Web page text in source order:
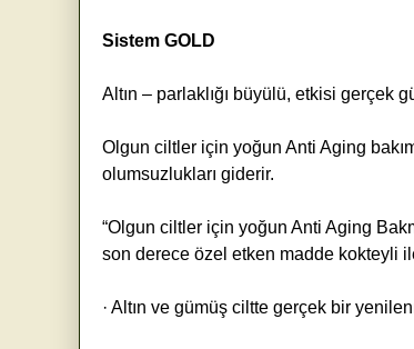
Sistem GOLD
Altın – parlaklığı büyülü, etkisi gerçek
Olgun ciltler için yoğun Anti Aging
olumsuzlukları giderir.
“Olgun ciltler için yoğun Anti Aging
son derece özel etken madde kokteyli
· Altın ve gümüş ciltte gerçek bir